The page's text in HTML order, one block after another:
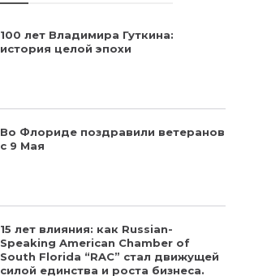
100 лет Владимира Гуткина:
история целой эпохи
Во Флориде поздравили ветеранов
с 9 Мая
15 лет влияния: как Russian-
Speaking American Chamber of
South Florida “RAC” стал движущей
силой единства и роста бизнеса.